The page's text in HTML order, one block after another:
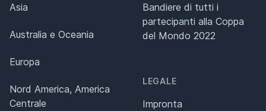
Asia
Australia e Oceania
Europa
Nord America, America
Centrale
Bandiere di tutti i
partecipanti alla Coppa
del Mondo 2022
LEGALE
Impronta